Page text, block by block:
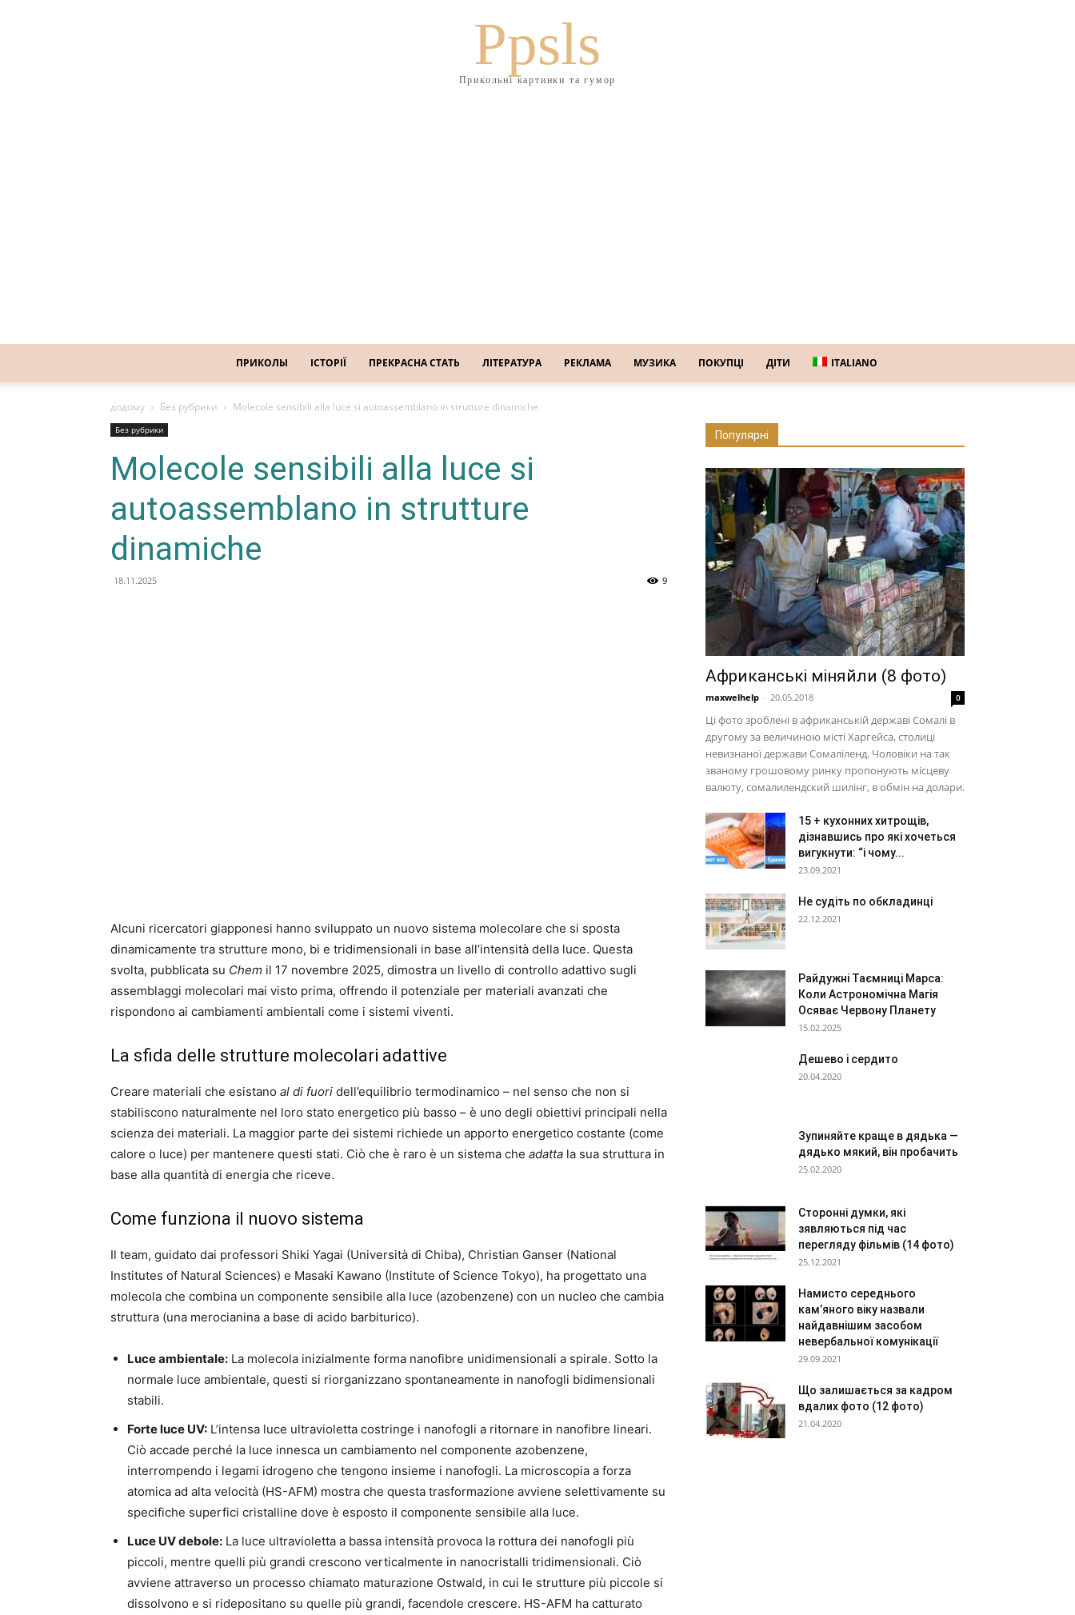
Ppsls
Прикольні картинки та гумор
ПРИКОЛЫ ІСТОРІЇ ПРЕКРАСНА СТАТЬ ЛІТЕРАТУРА РЕКЛАМА МУЗИКА ПОКУПЦІ ДІТИ ITALIANO
додому Без рубрики Molecole sensibili alla luce si autoassemblano in strutture dinamiche
Без рубрики
Molecole sensibili alla luce si
autoassemblano in strutture
dinamiche
18.11.2025 9
Alcuni ricercatori giapponesi hanno sviluppato un nuovo sistema molecolare che si sposta
dinamicamente tra strutture mono, bi e tridimensionali in base all’intensità della luce. Questa
svolta, pubblicata su Chem il 17 novembre 2025, dimostra un livello di controllo adattivo sugli
assemblaggi molecolari mai visto prima, offrendo il potenziale per materiali avanzati che
rispondono ai cambiamenti ambientali come i sistemi viventi.
La sfida delle strutture molecolari adattive
Creare materiali che esistano al di fuori dell’equilibrio termodinamico – nel senso che non si
stabiliscono naturalmente nel loro stato energetico più basso – è uno degli obiettivi principali nella
scienza dei materiali. La maggior parte dei sistemi richiede un apporto energetico costante (come
calore o luce) per mantenere questi stati. Ciò che è raro è un sistema che adatta la sua struttura in
base alla quantità di energia che riceve.
Come funziona il nuovo sistema
Il team, guidato dai professori Shiki Yagai (Università di Chiba), Christian Ganser (National
Institutes of Natural Sciences) e Masaki Kawano (Institute of Science Tokyo), ha progettato una
molecola che combina un componente sensibile alla luce (azobenzene) con un nucleo che cambia
struttura (una merocianina a base di acido barbiturico).
Luce ambientale: La molecola inizialmente forma nanofibre unidimensionali a spirale. Sotto la
normale luce ambientale, questi si riorganizzano spontaneamente in nanofogli bidimensionali
stabili.
Forte luce UV: L’intensa luce ultravioletta costringe i nanofogli a ritornare in nanofibre lineari.
Ciò accade perché la luce innesca un cambiamento nel componente azobenzene,
interrompendo i legami idrogeno che tengono insieme i nanofogli. La microscopia a forza
atomica ad alta velocità (HS-AFM) mostra che questa trasformazione avviene selettivamente su
specifiche superfici cristalline dove è esposto il componente sensibile alla luce.
Luce UV debole: La luce ultravioletta a bassa intensità provoca la rottura dei nanofogli più
piccoli, mentre quelli più grandi crescono verticalmente in nanocristalli tridimensionali. Ciò
avviene attraverso un processo chiamato maturazione Ostwald, in cui le strutture più piccole si
dissolvono e si ridepositano su quelle più grandi, facendole crescere. HS-AFM ha catturato
Популярні
Африканські міняйли (8 фото)
maxwelhelp - 20.05.2018 0
Ці фото зроблені в африканській державі Сомалі в
другому за величиною місті Харгейса, столиці
невизнаної держави Сомаліленд. Чоловіки на так
званому грошовому ринку пропонують місцеву
валюту, сомалилендский шилінг, в обмін на долари.
15 + кухонних хитрощів,
дізнавшись про які хочеться
вигукнути: “і чому...
23.09.2021
Не судіть по обкладинці
22.12.2021
Райдужні Таємниці Марса:
Коли Астрономічна Магія
Осяває Червону Планету
15.02.2025
Дешево і сердито
20.04.2020
Зупиняйте краще в дядька —
дядько мякий, він пробачить
25.02.2020
Сторонні думки, які
зявляються під час
перегляду фільмів (14 фото)
25.12.2021
Намисто середнього
кам’яного віку назвали
найдавнішим засобом
невербальної комунікації
29.09.2021
Що залишається за кадром
вдалих фото (12 фото)
21.04.2020